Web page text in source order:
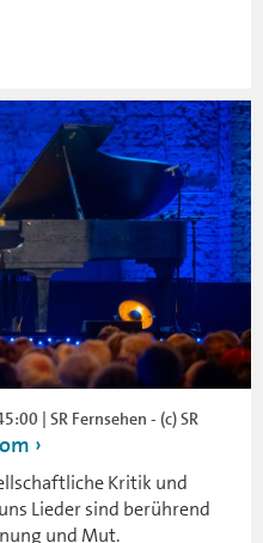
| SR Fernsehen - (c) SR
Kritik und
Lieder sind berührend
und Mut.